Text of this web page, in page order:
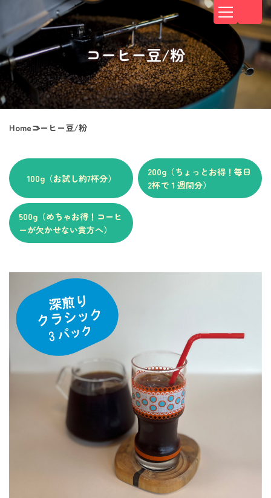
コーヒー豆/粉
Homeコーヒー豆/粉
100g（お試し約7杯分）
200g（ちょっとお得！毎日
2杯で１週間分）
500g（めちゃお得！コーヒ
ーが欠かせない貴方へ）